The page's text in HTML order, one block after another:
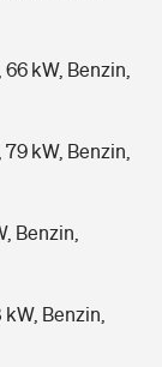
kW, Benzin,
kW, Benzin,
Benzin,
Benzin,